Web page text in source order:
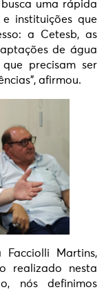
uma rápida
instituições que
a Cetesb, as
de água
precisam ser
afirmou.
Martins,
realizado nesta
nós definimos